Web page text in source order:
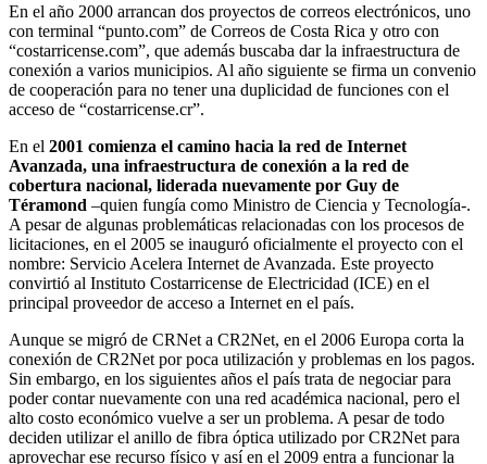
En el año 2000 arrancan dos proyectos de correos electrónicos, uno
con terminal “punto.com” de Correos de Costa Rica y otro con
“costarricense.com”, que además buscaba dar la infraestructura de
conexión a varios municipios. Al año siguiente se firma un convenio
de cooperación para no tener una duplicidad de funciones con el
acceso de “costarricense.cr”.
En el 2001 comienza el camino hacia la red de Internet
Avanzada, una infraestructura de conexión a la red de
cobertura nacional, liderada nuevamente por Guy de
Téramond –quien fungía como Ministro de Ciencia y Tecnología-.
A pesar de algunas problemáticas relacionadas con los procesos de
licitaciones, en el 2005 se inauguró oficialmente el proyecto con el
nombre: Servicio Acelera Internet de Avanzada. Este proyecto
convirtió al Instituto Costarricense de Electricidad (ICE) en el
principal proveedor de acceso a Internet en el país.
Aunque se migró de CRNet a CR2Net, en el 2006 Europa corta la
conexión de CR2Net por poca utilización y problemas en los pagos.
Sin embargo, en los siguientes años el país trata de negociar para
poder contar nuevamente con una red académica nacional, pero el
alto costo económico vuelve a ser un problema. A pesar de todo
deciden utilizar el anillo de fibra óptica utilizado por CR2Net para
aprovechar ese recurso físico y así en el 2009 entra a funcionar la